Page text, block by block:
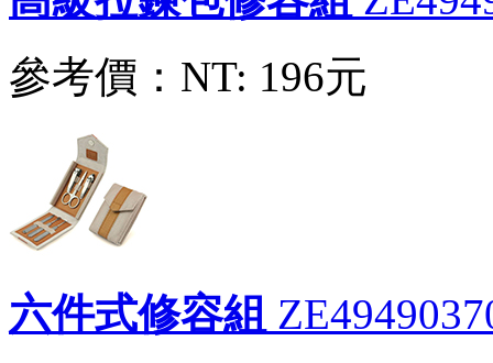
參考價： NT: 196元
六件式修容組